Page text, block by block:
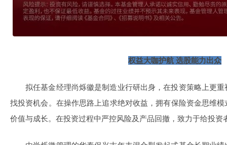
权益大咖护航 选股能力出众
拟任基金经理尚烁徽是制造业行研出身，在投资策略上更
找投资机会。在操作思路上追求绝对收益，拥有保险资金思维
价值与成长。在投资过程中严控风险及产品回撤，致力于给投资